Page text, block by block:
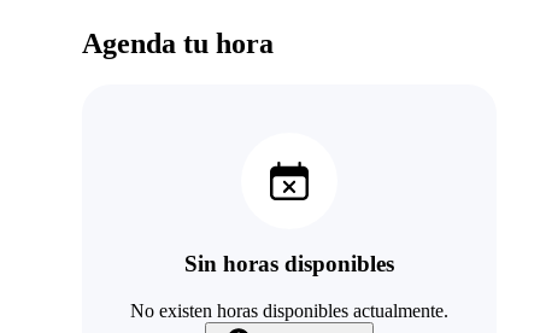
Agenda tu hora
Sin horas disponibles
No existen horas disponibles actualmente.